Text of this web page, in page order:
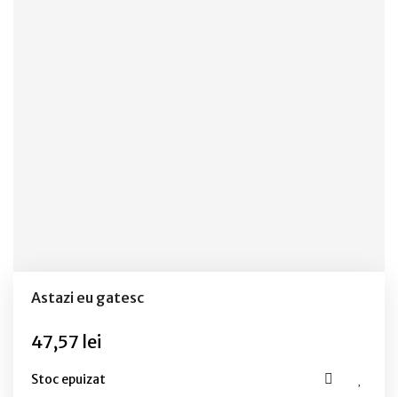
Astazi eu gatesc
47,57 lei
Stoc epuizat